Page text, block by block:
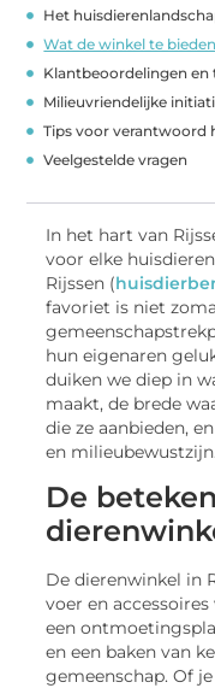
Het
Wat de winkel te
Klantbeoordelingen en
Milieuvriendelijke
Tips voor verantwoord
Veelgestelde vragen
In het hart van
voor elke
Rijssen (
favoriet is niet
hun eigenaren
duiken we diep in
maakt, de brede
die ze aanbieden,
en milieubewustzijn.
De
De dierenwinkel in
voer en
een
en een baken van
gemeenschap. Of